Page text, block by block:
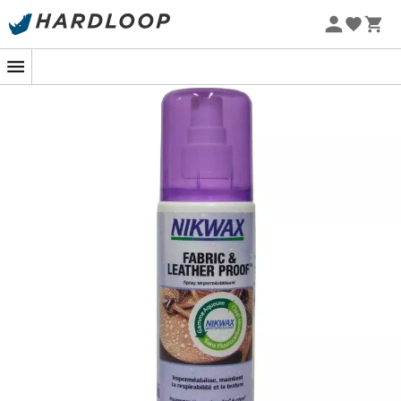
Letnie promocje 🔥 -5% DODATKOWO przy zakupie 2
Chcesz zapewnić swoim stopom
wilgocią? Odnowić membranę wodoodporną swoich
butów turystycznych lub trailowych
sprayem Fabric & Leather Proof
oddychalność i teksturę. Dzięki sprayowi, impregnat
i bezpośrednio na buty, zarówno
Preparat pozostawia warstwę hydrofobową, która
utrzymuje elastyczność włókien twoich butów z tkaniny
Ten biodegradowalny produkt jest przyjazny dla
środowiska. Nie zawiera fluorowęglowodorów ani
szkodliwych rozpuszczalników.